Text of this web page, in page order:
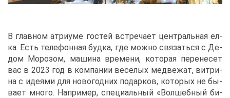
В глав­ном ат­ри­уме го­стей встре­ча­ет цен­траль­ная ел­
ка. Есть те­ле­фон­ная буд­ка, где мож­но свя­зать­ся с Де­
дом Мо­ро­зом, ма­ши­на вре­ме­ни, ко­то­рая пе­ре­не­сет
вас в 2023 год в ком­па­нии ве­се­лых мед­ве­жат, вит­ри­
на с иде­я­ми для но­во­год­них по­дар­ков, ко­то­рых не бы­
ва­ет мно­го. На­при­мер, спе­ци­аль­ный «Вол­шеб­ный би­